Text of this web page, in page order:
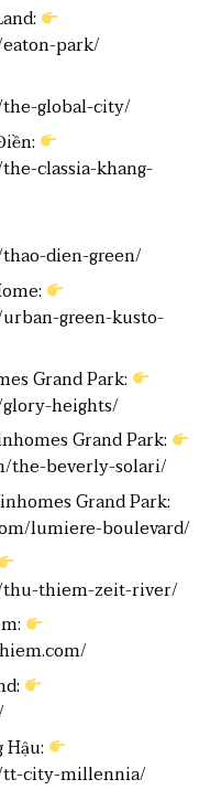
park/
global-city/
classia-khang-
dien-green/
green-kusto-
Grand Park:
heights/
Grand Park:
the-beverly-solari/
Grand Park:
lumiere-boulevard/
thiem-zeit-river/
tt-city-millennia/